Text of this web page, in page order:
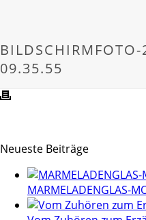
09.35.55
Neueste Beiträge
MARMELADENGLAS-